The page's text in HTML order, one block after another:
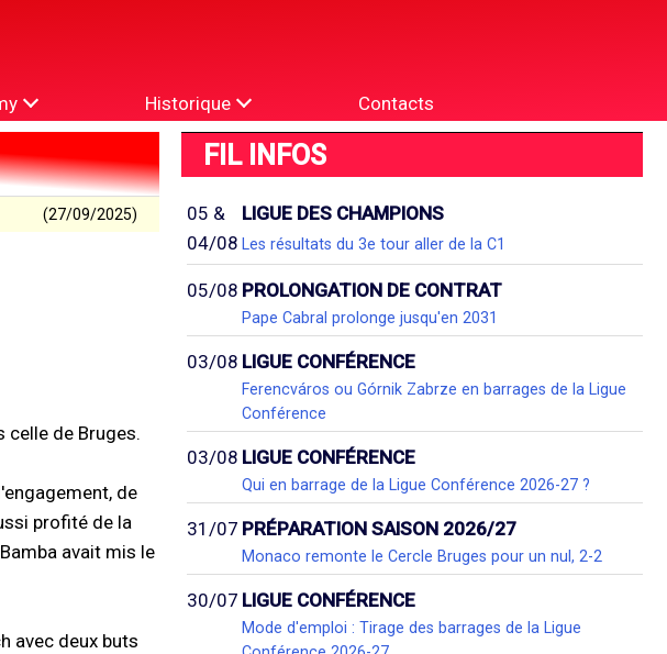
Historique Contacts
(27/09/2025)
celle de Bruges.
de
profité de la
avait mis le
avec deux buts
FIL INFOS
05 &
04/08
LIGUE DES CHAMPIONS
Les résultats du 3e tour aller de la C1
05/08 PROLONGATION DE CONTRAT
Pape Cabral prolonge jusqu'en 2031
03/08 LIGUE CONFÉRENCE
Ferencváros ou Górnik Zabrze en barrages de la Ligue
Conférence
03/08 LIGUE CONFÉRENCE
Qui en barrage de la Ligue Conférence 2026-27 ?
31/07 PRÉPARATION SAISON 2026/27
Monaco remonte le Cercle Bruges pour un nul, 2-2
30/07 LIGUE CONFÉRENCE
Mode d'emploi : Tirage des barrages de la Ligue